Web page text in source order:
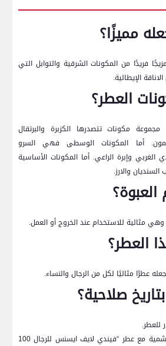
فريدًا من المكونات الشرقية والتوابل التي
الإيطالية.
مكونات تتصدرها الكزبرة والبرتقال
أما المكونات الوسطى فهي السرو
الغربي وإبرة الراعي. أما المكونات الأساسية
والارز.
عطرًا مثاليًا لكل من الرجال والنساء.
للعطر.
في الختام، كانت رحلتنا الشمية مع عطر “فيندي لايف ايسنس للرجال 100